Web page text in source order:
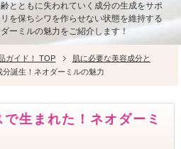
とともに失われていく成分の生成をサポ
を保ちシワを作らせない状態を維持する
ーミルの魅力をご紹介します！
ガイド！ TOP
肌に必要な美容成分と
誕生！ネオダーミルの魅力
生まれた！ネオダーミ